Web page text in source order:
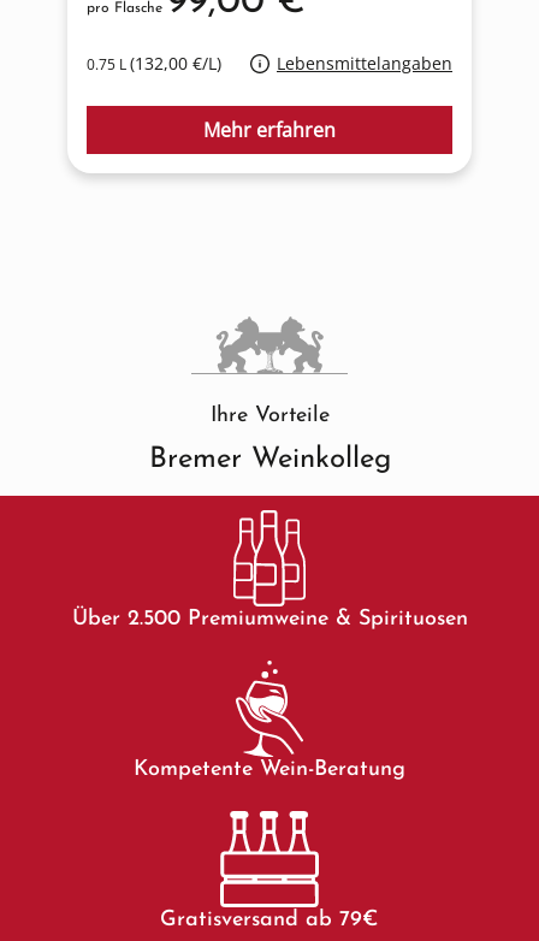
0.75 L(132,00 €/L) Lebensmittelangaben
pro Flasche
Mehr erfahren
Ihre Vorteile
Bremer Weinkolleg
Über 2.500 Premiumweine & Spirituosen
Kompetente Wein-Beratung
Gratisversand ab 79€